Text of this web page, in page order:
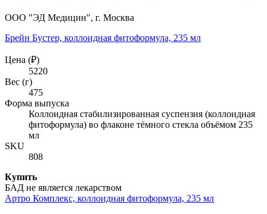
ООО "ЭД Медицин", г. Москва
Брейн Бустер, коллоидная фитоформула, 235 мл
Цена (₽)
5220
Вес (г)
475
Форма выпуска
Коллоидная стабилизированная суспензия (коллоидная
фитоформула) во флаконе тёмного стекла объёмом 235
мл
SKU
808
Купить
БАД не является лекарством
Артро Комплекс, коллоидная фитоформула, 235 мл